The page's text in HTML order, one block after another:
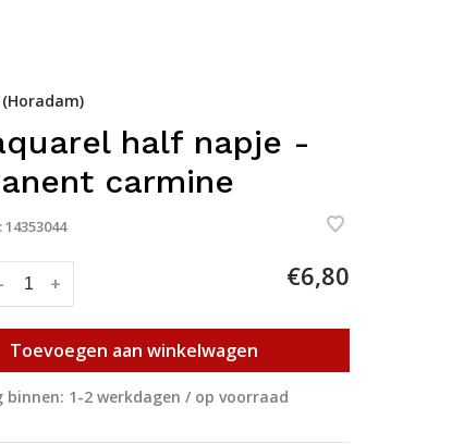
half napje -
carmine
14353044
+
- €6,80
Toevoegen aan winkelwagen
binnen: 1-2 werkdagen / op voorraad